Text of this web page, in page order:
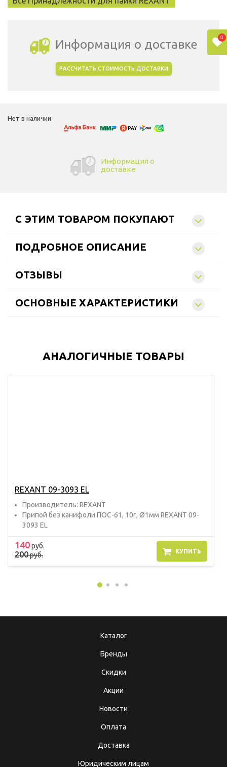
Информация о доставке
РАССЧИТАТЬ СТОИМОСТЬ ДОСТАВКИ
Нет в наличии
Информация о
доставке
C ЭТИМ ТОВАРОМ ПОКУПАЮТ
ПОДРОБНОЕ ОПИСАНИЕ
ОТЗЫВЫ
ОСНОВНЫЕ ХАРАКТЕРИСТИКИ
АНАЛОГИЧНЫЕ ТОВАРЫ
REXANT 09-3093 EL
Прoизвoдитель: REXANT
Припой без канифоли ПОС-61, 10г, Ø1мм REXANT 09-
3093 EL
140руб.
200руб. КУПИТЬ
Каталог
Бренды
Скидки
Акции
Новости
Оплата
Доставка
Юридическим лицам
0